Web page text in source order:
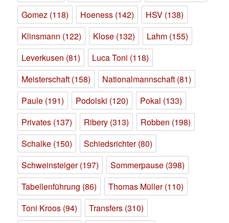
Gomez (118) Hoeness (142) HSV (138)
Klinsmann (122) Klose (132) Lahm (155)
Leverkusen (81) Luca Toni (118)
Meisterschaft (158) Nationalmannschaft (81)
Paule (191) Podolski (120) Pokal (133)
Privates (137) Ribery (313) Robben (198)
Schalke (150) Schiedsrichter(80)
Schweinsteiger(197) Sommerpause (398)
Tabellenführung (86) Thomas Müller(110)
Toni Kroos (94) Transfers (310)